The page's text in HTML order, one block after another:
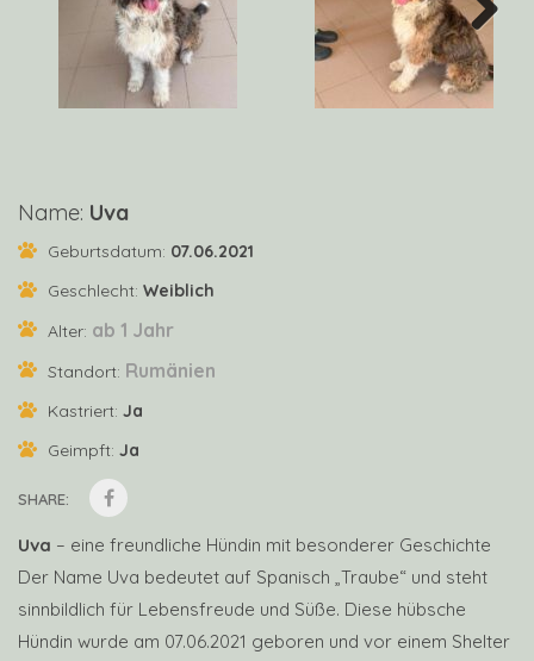
Next
Name: Uva
Geburtsdatum: 07.06.2021
Geschlecht: Weiblich
Alter: ab 1 Jahr
Standort: Rumänien
Kastriert: Ja
Geimpft: Ja
SHARE:
Uva – eine freundliche Hündin mit besonderer Geschichte
Der Name Uva bedeutet auf Spanisch „Traube“ und steht
sinnbildlich für Lebensfreude und Süße. Diese hübsche
Hündin wurde am 07.06.2021 geboren und vor einem Shelter